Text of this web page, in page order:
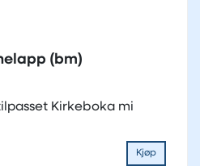
(bm)
Kirkeboka mi
Kjøp